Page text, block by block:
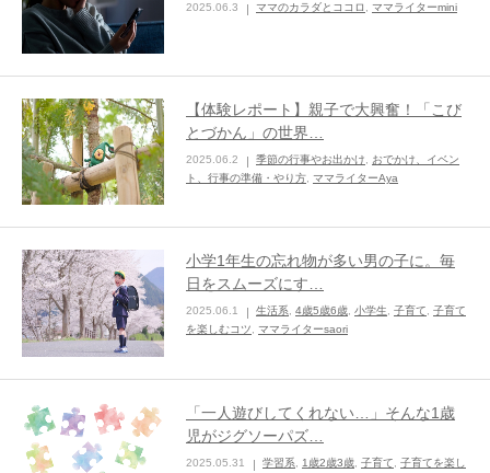
2025.06.3 ママのカラダとココロ ママライターmini
【体験レポート】親子で大興奮！「こび
とづかん」の世界…
2025.06.2 季節の行事やお出かけ
おでかけ、イベン
ト、行事の準備・やり方 ママライターAya
小学1年生の忘れ物が多い男の子に。毎
日をスムーズにす…
2025.06.1 生活系 4歳5歳6歳 小学生 子育て
子育て
を楽しむコツ
ママライターsaori
「一人遊びしてくれない…」そんな1歳
児がジグソーパズ…
2025.05.31 学習系 1歳2歳3歳 子育て
子育てを楽し